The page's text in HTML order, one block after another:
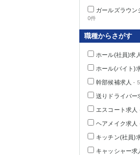
ガールズラウン
0件
職種からさがす
ホール(社員)求
ホール(バイト)
幹部候補求人 -
送りドライバー
エスコート求人
ヘアメイク求人
キッチン(社員)
キャッシャー求